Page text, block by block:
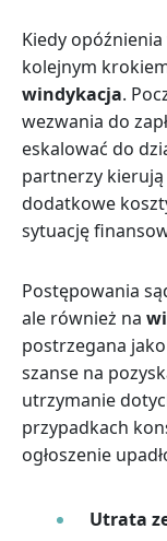
Kiedy opóźnienia
kolejnym
windykacja.
wezwania do
eskalować do
partnerzy
dodatkowe
sytuację
Postępowania
ale również na
postrzegana
szanse na
utrzymanie
przypadkach
ogłoszenie
Utrata